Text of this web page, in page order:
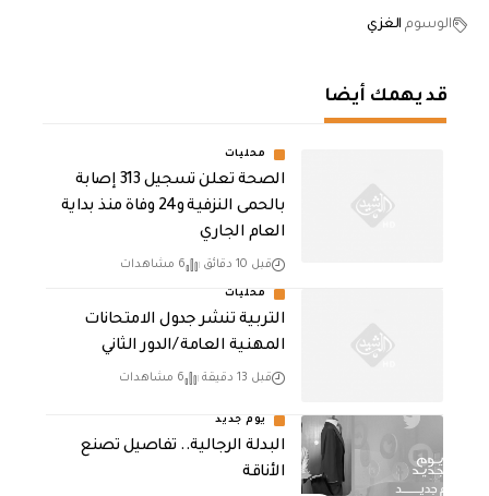
الوسوم الغزي
قد يهمك أيضا
محليات
الصحة تعلن تسجيل 313 إصابة
بالحمى النزفية و24 وفاة منذ بداية
العام الجاري
قبل 10 دقائق 6 مشاهدات
محليات
التربية تنشر جدول الامتحانات
المهنية العامة /الدور الثاني
قبل 13 دقيقة 6 مشاهدات
يوم جديد
البدلة الرجالية.. تفاصيل تصنع
الأناقة